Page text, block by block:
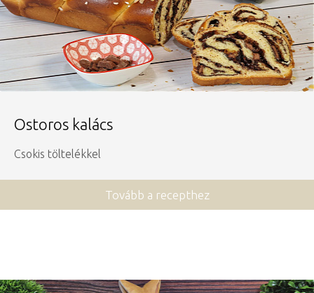
Ostoros kalács
Csokis töltelékkel
Tovább a recepthez